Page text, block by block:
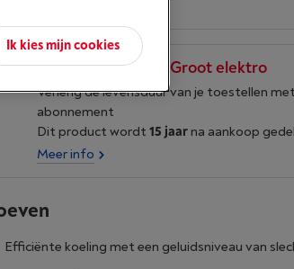
Vanden Borre Life Groot elektro
Verleng de levensduur van je toestellen
abonnement
Dit product wordt 15 jaarna aankoop
Meer info
Efficiënte koeling met een geluidsniveau van
Ik kies mijn cookies